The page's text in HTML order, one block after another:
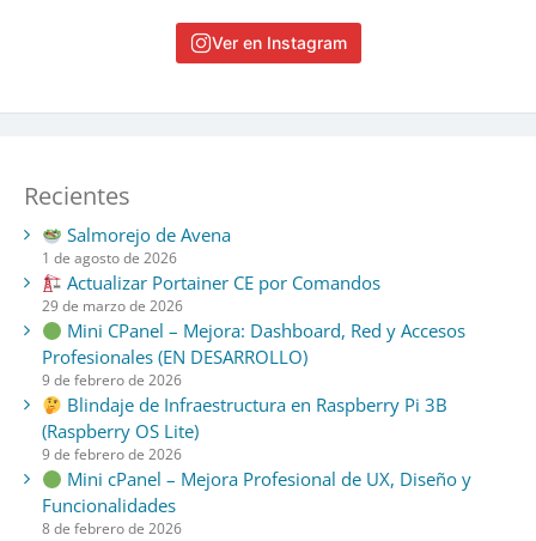
Ver en Instagram
Recientes
Salmorejo de Avena
1 de agosto de 2026
Actualizar Portainer CE por Comandos
29 de marzo de 2026
Mini CPanel – Mejora: Dashboard, Red y Accesos
Profesionales (EN DESARROLLO)
9 de febrero de 2026
Blindaje de Infraestructura en Raspberry Pi 3B
(Raspberry OS Lite)
9 de febrero de 2026
Mini cPanel – Mejora Profesional de UX, Diseño y
Funcionalidades
8 de febrero de 2026